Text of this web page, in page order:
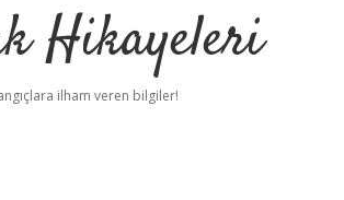
Hikayeleri
ilham veren bilgiler!